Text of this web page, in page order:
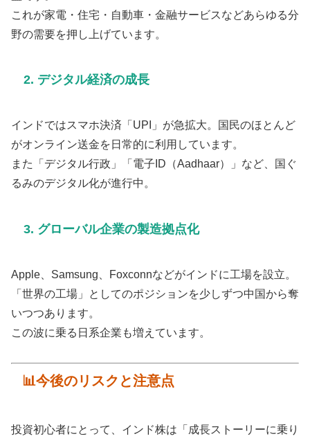
これが家電・住宅・自動車・金融サービスなどあらゆる分
野の需要を押し上げています。
2. デジタル経済の成長
インドではスマホ決済「UPI」が急拡大。国民のほとんど
がオンライン送金を日常的に利用しています。
また「デジタル行政」「電子ID（Aadhaar）」など、国ぐ
るみのデジタル化が進行中。
3. グローバル企業の製造拠点化
Apple、Samsung、Foxconnなどがインドに工場を設立。
「世界の工場」としてのポジションを少しずつ中国から奪
いつつあります。
この波に乗る日系企業も増えています。
📊今後のリスクと注意点
投資初心者にとって、インド株は「成長ストーリーに乗り